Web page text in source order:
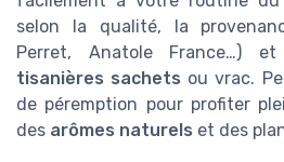
selon la qualité, la
Perret, Anatole France…)
tisanières sachets ou vrac.
de péremption pour profiter
des arômes naturels et des